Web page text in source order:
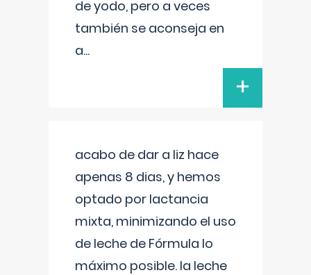
de yodo, pero a veces
también se aconseja en
a...
+
acabo de dar a liz hace
apenas 8 dias, y hemos
optado por lactancia
mixta, minimizando el uso
de leche de Fórmula lo
máximo posible. la leche